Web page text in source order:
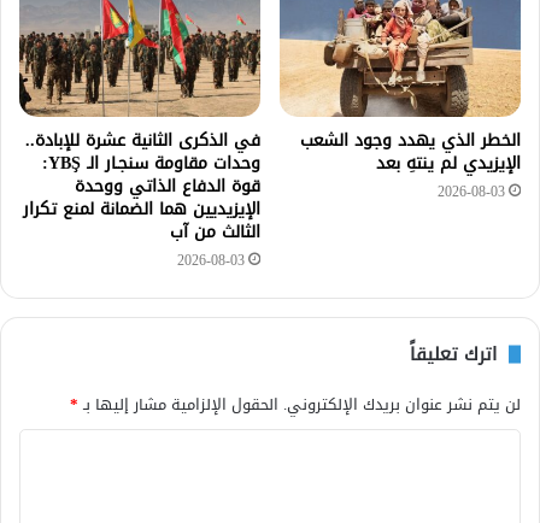
الخطر الذي يهدد وجود الشعب
الإيزيدي لم ينتهِ بعد
2026-08-03
في الذكرى الثانية عشرة للإبادة..
وحدات مقاومة سنجـار الـ YBŞ:
قوة الدفاع الذاتي ووحدة
الإيزيديين هما الضمانة لمنع تكرار
الثالث من آب
2026-08-03
اترك تعليقاً
لن يتم نشر عنوان بريدك الإلكتروني. الحقول الإلزامية مشار إليها بـ*